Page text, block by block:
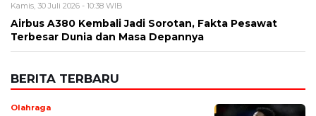
Kamis, 30 Juli 2026 - 10:38 WIB
Airbus A380 Kembali Jadi Sorotan, Fakta Pesawat
Terbesar Dunia dan Masa Depannya
BERITA TERBARU
Olahraga